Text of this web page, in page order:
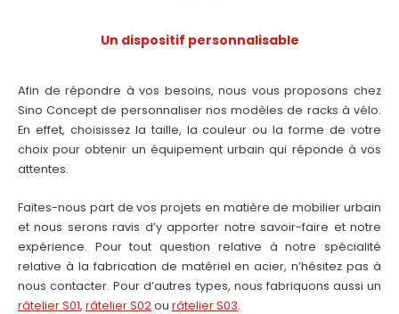
Un dispositif personnalisable
Afin de répondre à vos besoins, nous vous proposons chez
Sino Concept de personnaliser nos modèles de racks à vélo.
En effet, choisissez la taille, la couleur ou la forme de votre
choix pour obtenir un équipement urbain qui réponde à vos
attentes.
Faites-nous part de vos projets en matière de mobilier urbain
et nous serons ravis d’y apporter notre savoir-faire et notre
expérience. Pour tout question relative à notre spécialité
relative à la fabrication de matériel en acier, n’hésitez pas à
nous contacter. Pour d’autres types, nous fabriquons aussi un
râtelier S01, râtelier S02ou râtelier S03.